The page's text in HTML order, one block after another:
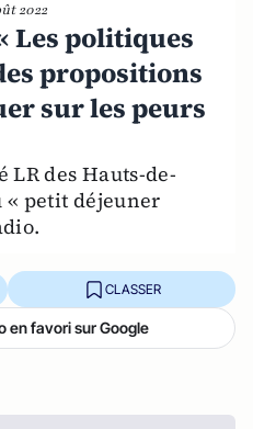
2022
Les politiques
propositions
sur les peurs
des Hauts-de-
petit déjeuner
CLASSER
en favori sur Google